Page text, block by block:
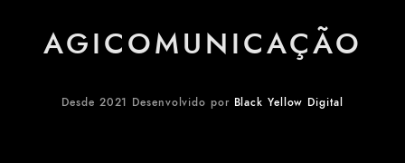
AGICOMUNICAÇÃO
Desde 2021 Desenvolvido por Black Yellow Digital